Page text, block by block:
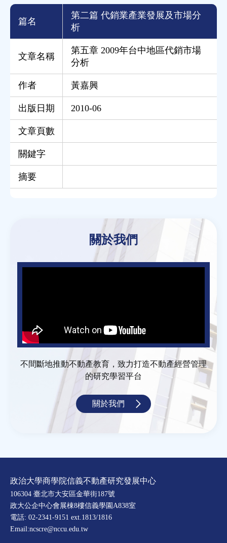
篇名
第二篇 代銷業產業發展及市場分
析
文章名稱
第五章 2009年台中地區代銷市場
分析
作者 黃嘉興
出版日期 2010-06
文章頁數
關鍵字
摘要
關於我們
不間斷地推動不動產教育，致力打造不動產經營管理
的研究學習平台
關於我們
政治大學商學院信義不動產研究發展中心
106304 臺北市大安區金華街187號
政大公企中心會展棟8樓信義學園A838室
電話: 02-2341-9151 ext.1813/1816
Email:ncscre@nccu.edu.tw